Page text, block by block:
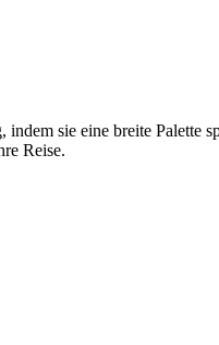
sie eine breite Palette
Reise.